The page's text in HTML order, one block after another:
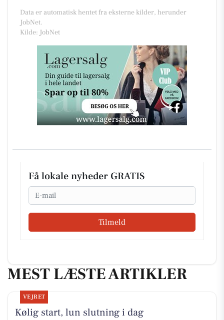
Data er automatisk hentet fra eksterne kilder, herunder
JobNet.
Kilde: JobNet
Få lokale nyheder GRATIS
Email
Tilmeld
MEST LÆSTE ARTIKLER
VEJRET
Kølig start, lun slutning i dag